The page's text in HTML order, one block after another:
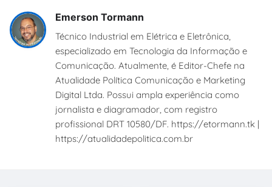
Emerson Tormann
Técnico Industrial em Elétrica e Eletrônica,
especializado em Tecnologia da Informação e
Comunicação. Atualmente, é Editor-Chefe na
Atualidade Política Comunicação e Marketing
Digital Ltda. Possui ampla experiência como
jornalista e diagramador, com registro
profissional DRT 10580/DF. https://etormann.tk |
https://atualidadepolitica.com.br